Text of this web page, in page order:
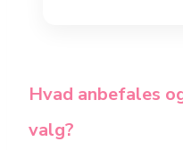
Hvad anbefales
valg?